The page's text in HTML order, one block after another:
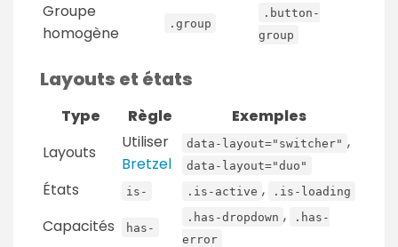
Groupe
homogène
.group
.button-
group
Layouts et états
Type Règle
Exemples
Layouts
Utiliser
Bretzel
data-layout="switcher" ,
data-layout="duo"
États is- .is-active , .is-loading
Capacités has-
.has-dropdown ,
.has-
error